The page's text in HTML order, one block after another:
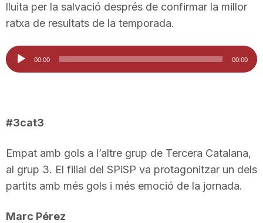
lluita per la salvació després de confirmar la millor
ratxa de resultats de la temporada.
Reproductor
d'àudio
00:00 00:00
#3cat3
Empat amb gols a l’altre grup de Tercera Catalana,
al grup 3. El filial del SPiSP va protagonitzar un dels
partits amb més gols i més emoció de la jornada.
Marc Pérez